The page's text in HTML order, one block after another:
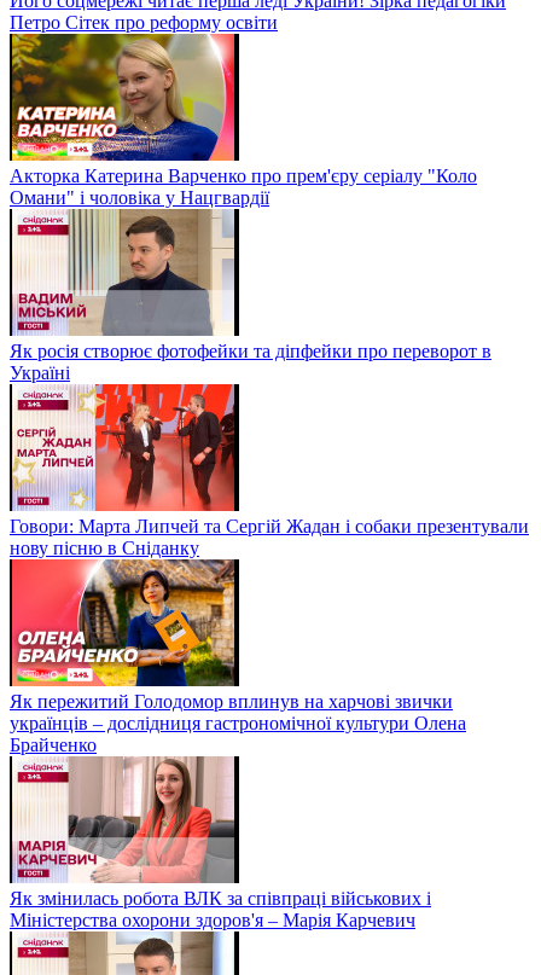
Петро Сітек про реформу освіти
Акторка Катерина Варченко про прем'єру серіалу "Коло
Омани" і чоловіка у Нацгвардії
Як росія створює фотофейки та діпфейки про переворот в
Україні
Говори: Марта Липчей та Сергій Жадан і собаки презентували
нову пісню в Сніданку
Як пережитий Голодомор вплинув на харчові звички
українців – дослідниця гастрономічної культури Олена
Брайченко
Як змінилась робота ВЛК за співпраці військових і
Міністерства охорони здоров'я – Марія Карчевич